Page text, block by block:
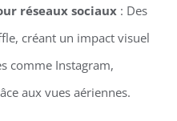
réseaux sociaux: Des
créant un impact visuel
comme Instagram,
aux vues aériennes.